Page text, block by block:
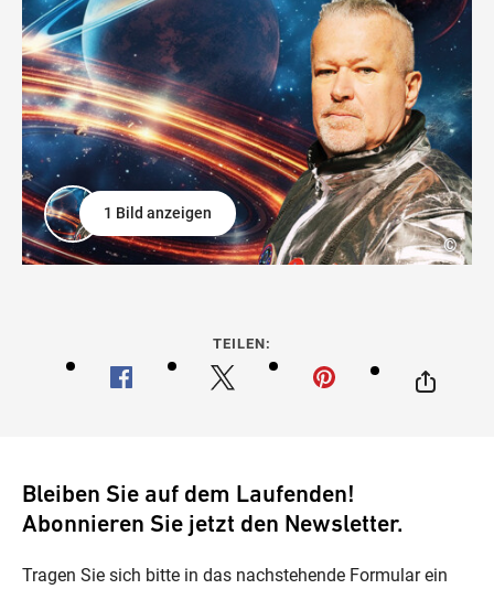
©
1 Bild anzeigen
TEILEN:
Bleiben Sie auf dem Laufenden!
Abonnieren Sie jetzt den Newsletter.
Tragen Sie sich bitte in das nachstehende Formular ein